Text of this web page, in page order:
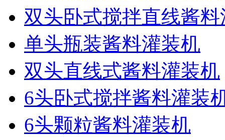
双头卧式搅拌直线酱
单头瓶装酱料灌装机
双头直线式酱料灌装机
6头卧式搅拌酱料灌装
6头颗粒酱料灌装机